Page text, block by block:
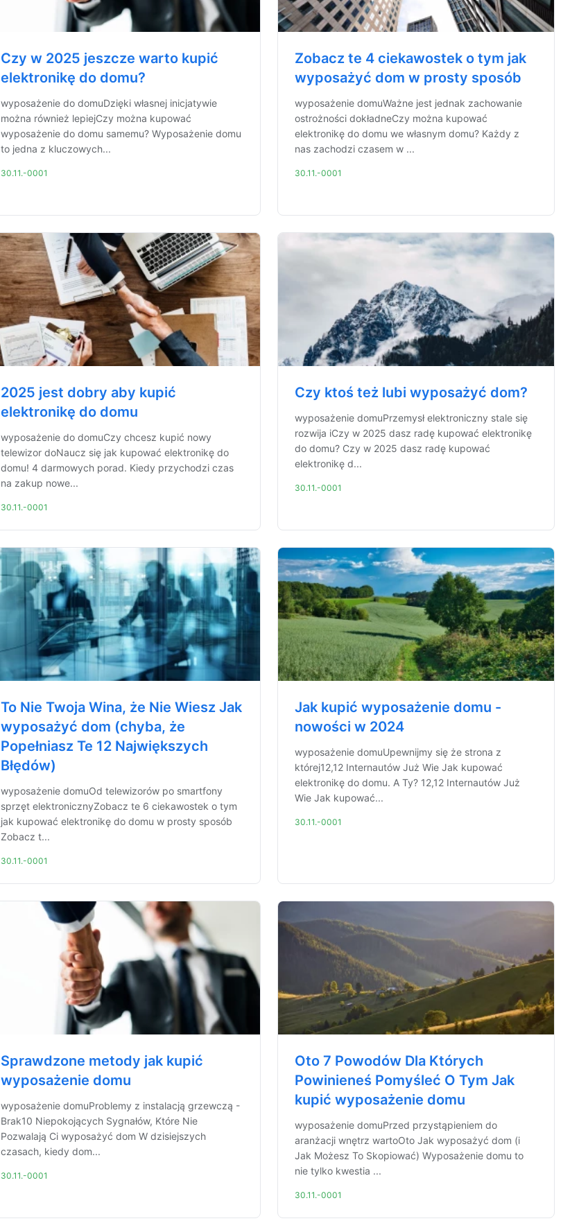
Czy w 2025 jeszcze warto kupić
elektronikę do domu?
wyposażenie do domuDzięki własnej inicjatywie
można również lepiejCzy można kupować
wyposażenie do domu samemu? Wyposażenie domu
to jedna z kluczowych...
30.11.-0001
Zobacz te 4 ciekawostek o tym jak
wyposażyć dom w prosty sposób
wyposażenie domuWażne jest jednak zachowanie
ostrożności dokładneCzy można kupować
elektronikę do domu we własnym domu? Każdy z
nas zachodzi czasem w ...
30.11.-0001
2025 jest dobry aby kupić
elektronikę do domu
wyposażenie do domuCzy chcesz kupić nowy
telewizor doNaucz się jak kupować elektronikę do
domu! 4 darmowych porad. Kiedy przychodzi czas
na zakup nowe...
30.11.-0001
Czy ktoś też lubi wyposażyć dom?
wyposażenie domuPrzemysł elektroniczny stale się
rozwija iCzy w 2025 dasz radę kupować elektronikę
do domu? Czy w 2025 dasz radę kupować
elektronikę d...
30.11.-0001
To Nie Twoja Wina, że Nie Wiesz Jak
wyposażyć dom (chyba, że
Popełniasz Te 12 Największych
Błędów)
wyposażenie domuOd telewizorów po smartfony
sprzęt elektronicznyZobacz te 6 ciekawostek o tym
jak kupować elektronikę do domu w prosty sposób
Zobacz t...
30.11.-0001
Jak kupić wyposażenie domu -
nowości w 2024
wyposażenie domuUpewnijmy się że strona z
której12,12 Internautów Już Wie Jak kupować
elektronikę do domu. A Ty? 12,12 Internautów Już
Wie Jak kupować...
30.11.-0001
Sprawdzone metody jak kupić
wyposażenie domu
wyposażenie domuProblemy z instalacją grzewczą -
Brak10 Niepokojących Sygnałów, Które Nie
Pozwalają Ci wyposażyć dom W dzisiejszych
czasach, kiedy dom...
30.11.-0001
Oto 7 Powodów Dla Których
Powinieneś Pomyśleć O Tym Jak
kupić wyposażenie domu
wyposażenie domuPrzed przystąpieniem do
aranżacji wnętrz wartoOto Jak wyposażyć dom (i
Jak Możesz To Skopiować) Wyposażenie domu to
nie tylko kwestia ...
30.11.-0001